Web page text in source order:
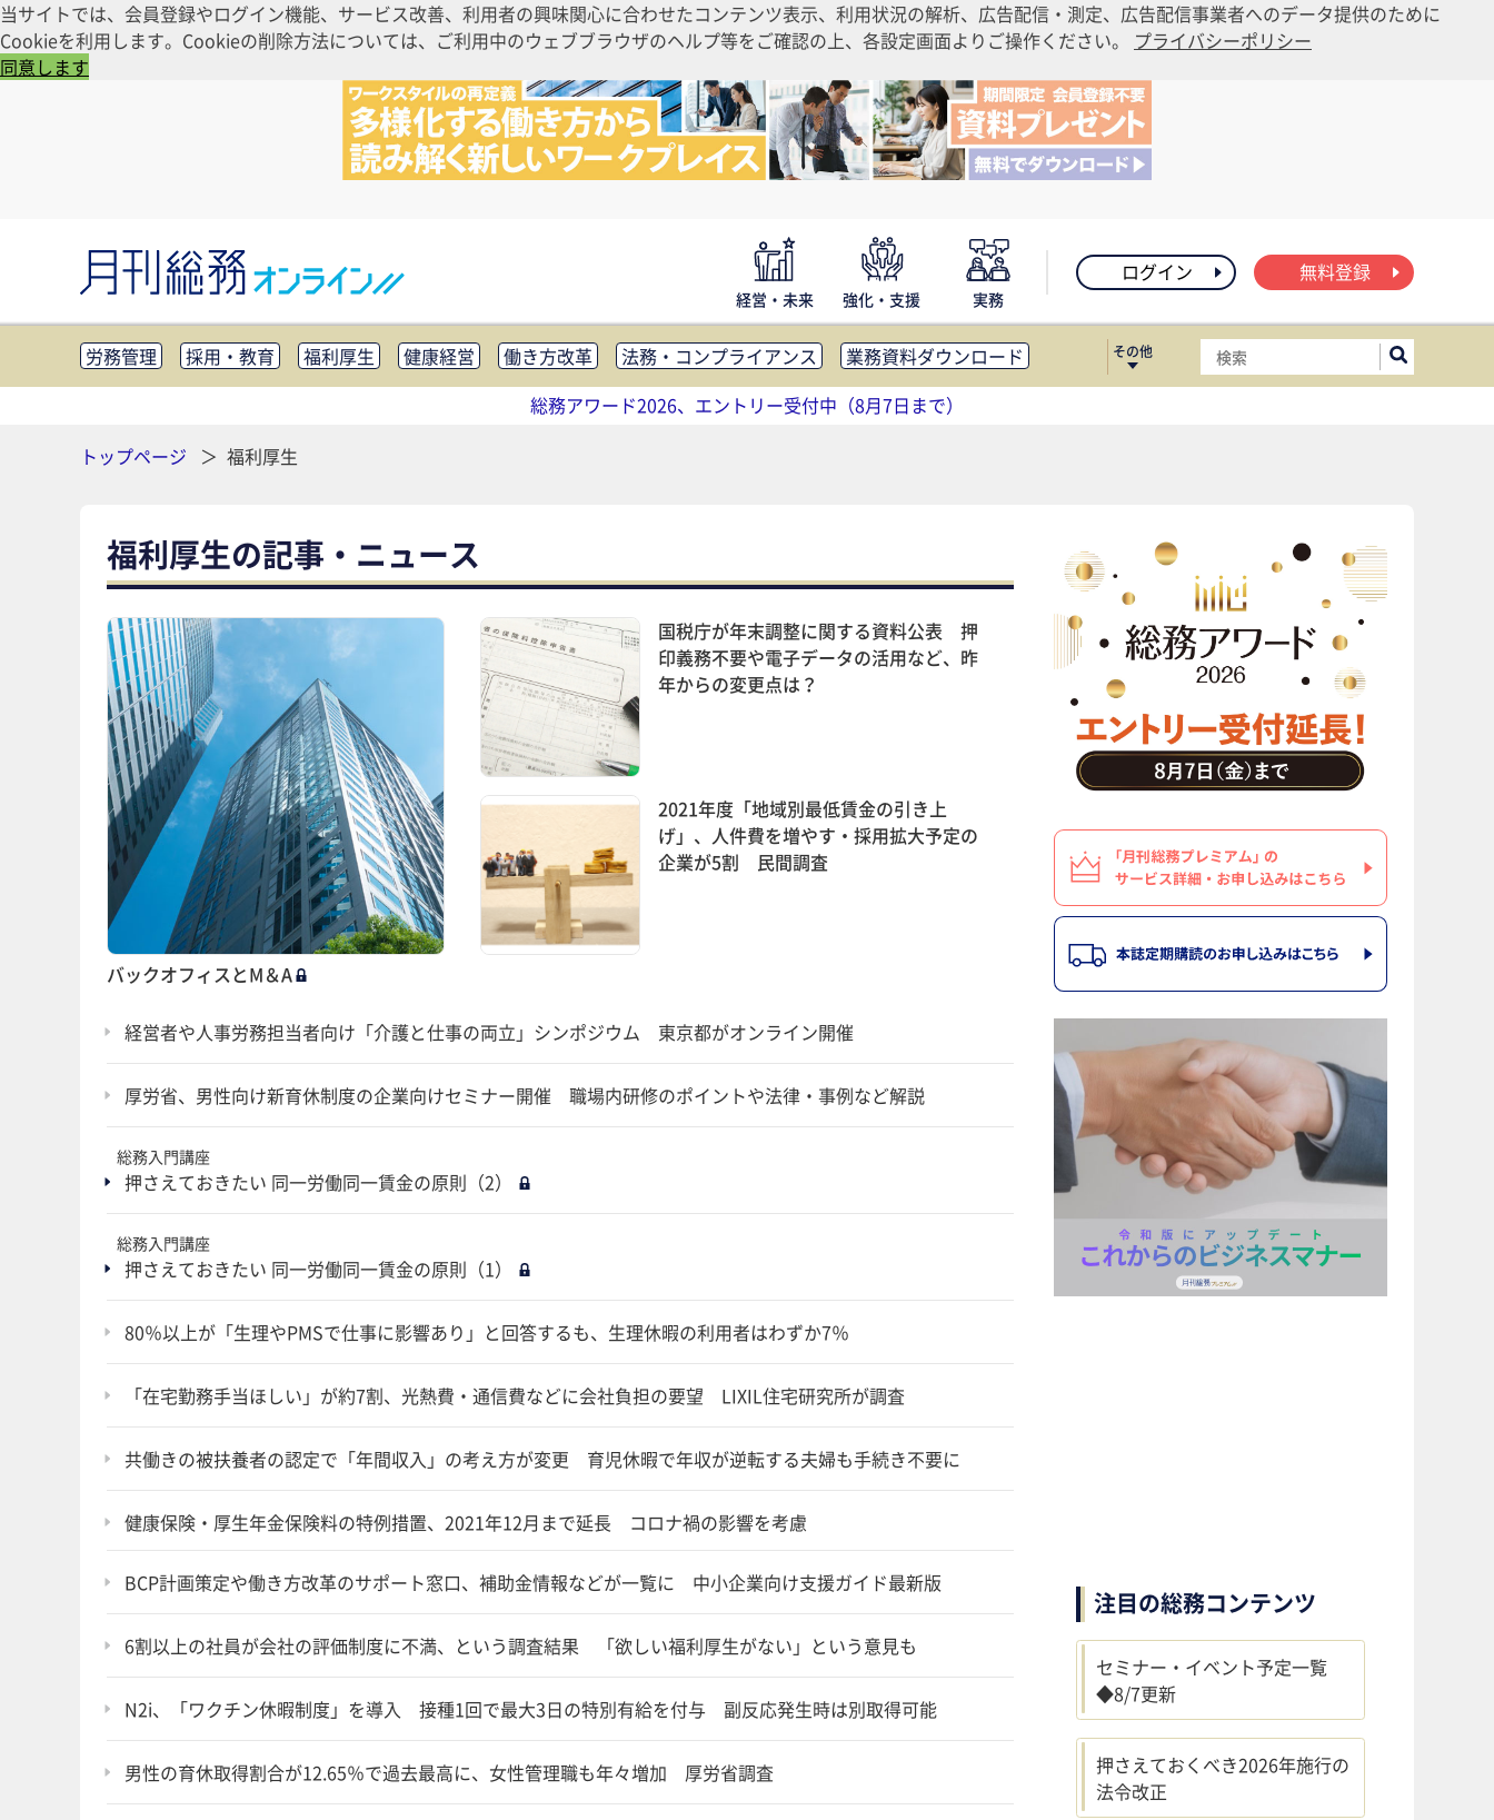
当サイトでは、会員登録やログイン機能、サービス改善、利用者の興味関心に合わせたコンテンツ表示、利用状況の解析、広告配信・測定、広告配信事業者へのデータ提供のために
Cookieを利用します。Cookieの削除方法については、ご利用中のウェブブラウザのヘルプ等をご確認の上、各設定画面よりご操作ください。 プライバシーポリシー
同意します
経営・未来 強化・支援 実務
ログイン 無料登録
労務管理 採用・教育 福利厚生 健康経営 働き方改革 法務・コンプライアンス
業務資料ダウンロード
知財管理
リスクマネジメント・BCP 社外・社内広報 社外・社内コミュニケーション活性化
FM・オフィス移転
助成金・補助金・コスト削減 アウトソーシング・BPO
調査・レポート
その他
総務アワード2026、エントリー受付中（8月7日まで）
トップページ
福利厚生
福利厚生の記事・ニュース
バックオフィスとM＆A
国税庁が年末調整に関する資料公表 押
印義務不要や電子データの活用など、昨
年からの変更点は？
2021年度「地域別最低賃金の引き上
げ」、人件費を増やす・採用拡大予定の
企業が5割 民間調査
経営者や人事労務担当者向け「介護と仕事の両立」シンポジウム 東京都がオンライン開催
厚労省、男性向け新育休制度の企業向けセミナー開催 職場内研修のポイントや法律・事例など解説
総務入門講座
押さえておきたい 同一労働同一賃金の原則（2）
総務入門講座
押さえておきたい 同一労働同一賃金の原則（1）
80％以上が「生理やPMSで仕事に影響あり」と回答するも、生理休暇の利用者はわずか7％
「在宅勤務手当ほしい」が約7割、光熱費・通信費などに会社負担の要望 LIXIL住宅研究所が調査
共働きの被扶養者の認定で「年間収入」の考え方が変更 育児休暇で年収が逆転する夫婦も手続き不要に
健康保険・厚生年金保険料の特例措置、2021年12月まで延長 コロナ禍の影響を考慮
BCP計画策定や働き方改革のサポート窓口、補助金情報などが一覧に 中小企業向け支援ガイド最新版
6割以上の社員が会社の評価制度に不満、という調査結果 「欲しい福利厚生がない」という意見も
N2i、「ワクチン休暇制度」を導入 接種1回で最大3日の特別有給を付与 副反応発生時は別取得可能
男性の育休取得割合が12.65％で過去最高に、女性管理職も年々増加 厚労省調査
注目の総務コンテンツ
セミナー・イベント予定一覧
◆8/7更新
押さえておくべき2026年施行の
法令改正